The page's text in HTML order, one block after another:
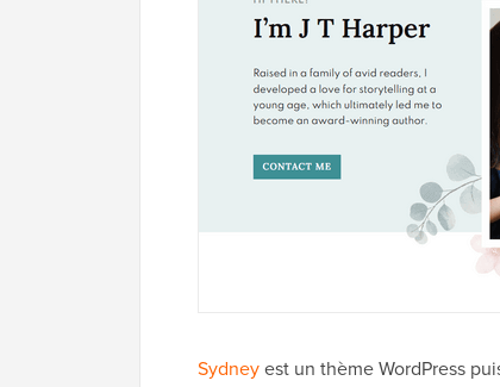
Sydneyest un thème WordPress